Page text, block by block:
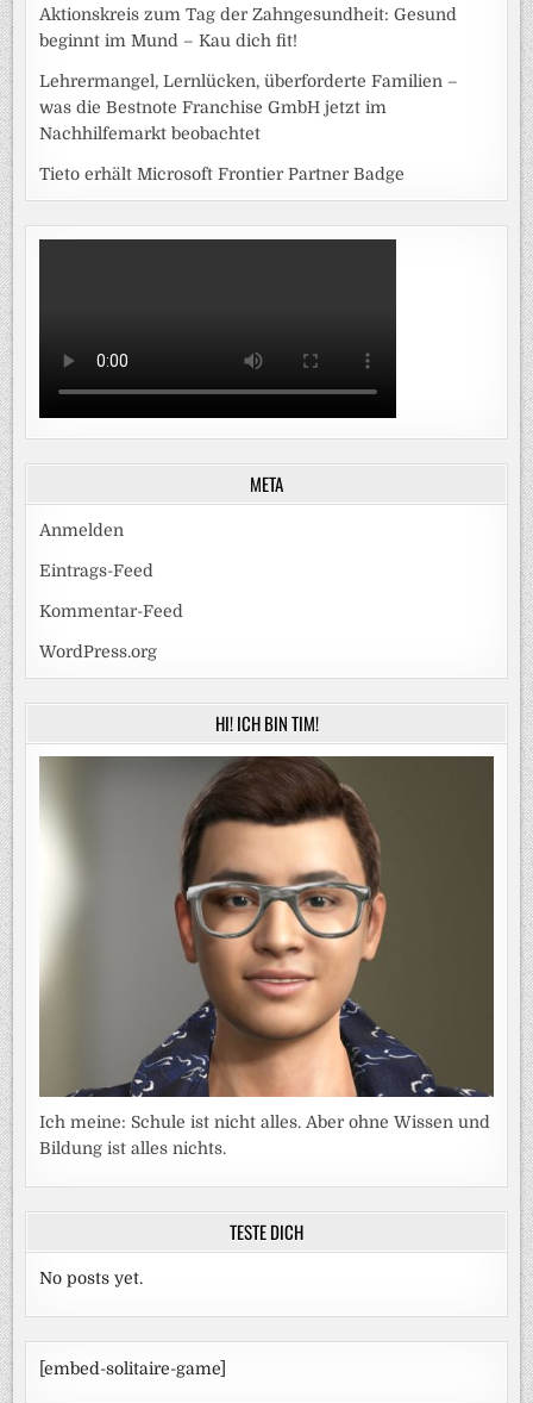
Aktionskreis zum Tag der Zahngesundheit: Gesund
beginnt im Mund – Kau dich fit!
Lehrermangel, Lernlücken, überforderte Familien –
was die Bestnote Franchise GmbH jetzt im
Nachhilfemarkt beobachtet
Tieto erhält Microsoft Frontier Partner Badge
META
Anmelden
Eintrags-Feed
Kommentar-Feed
WordPress.org
HI! ICH BIN TIM!
Ich meine: Schule ist nicht alles. Aber ohne Wissen und
Bildung ist alles nichts.
TESTE DICH
No posts yet.
[embed-solitaire-game]